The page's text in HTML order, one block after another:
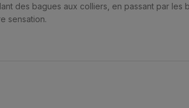
des bagues aux colliers, en passant par les
sensation.